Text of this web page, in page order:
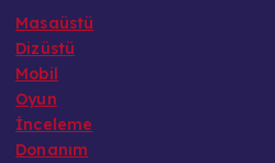
Masaüstü
Dizüstü
Mobil
Oyun
İnceleme
Donanım